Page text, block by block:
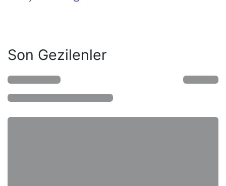
Son Gezilenler